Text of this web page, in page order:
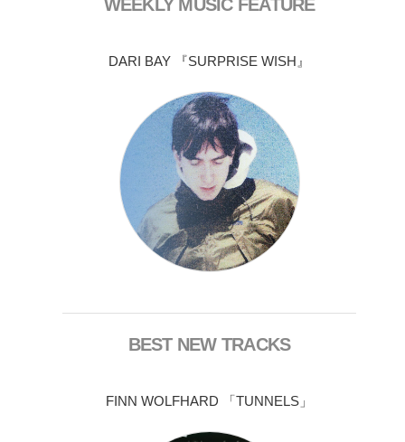
WEEKLY MUSIC FEATURE
DARI BAY 『SURPRISE WISH』
BEST NEW TRACKS
FINN WOLFHARD 「TUNNELS」